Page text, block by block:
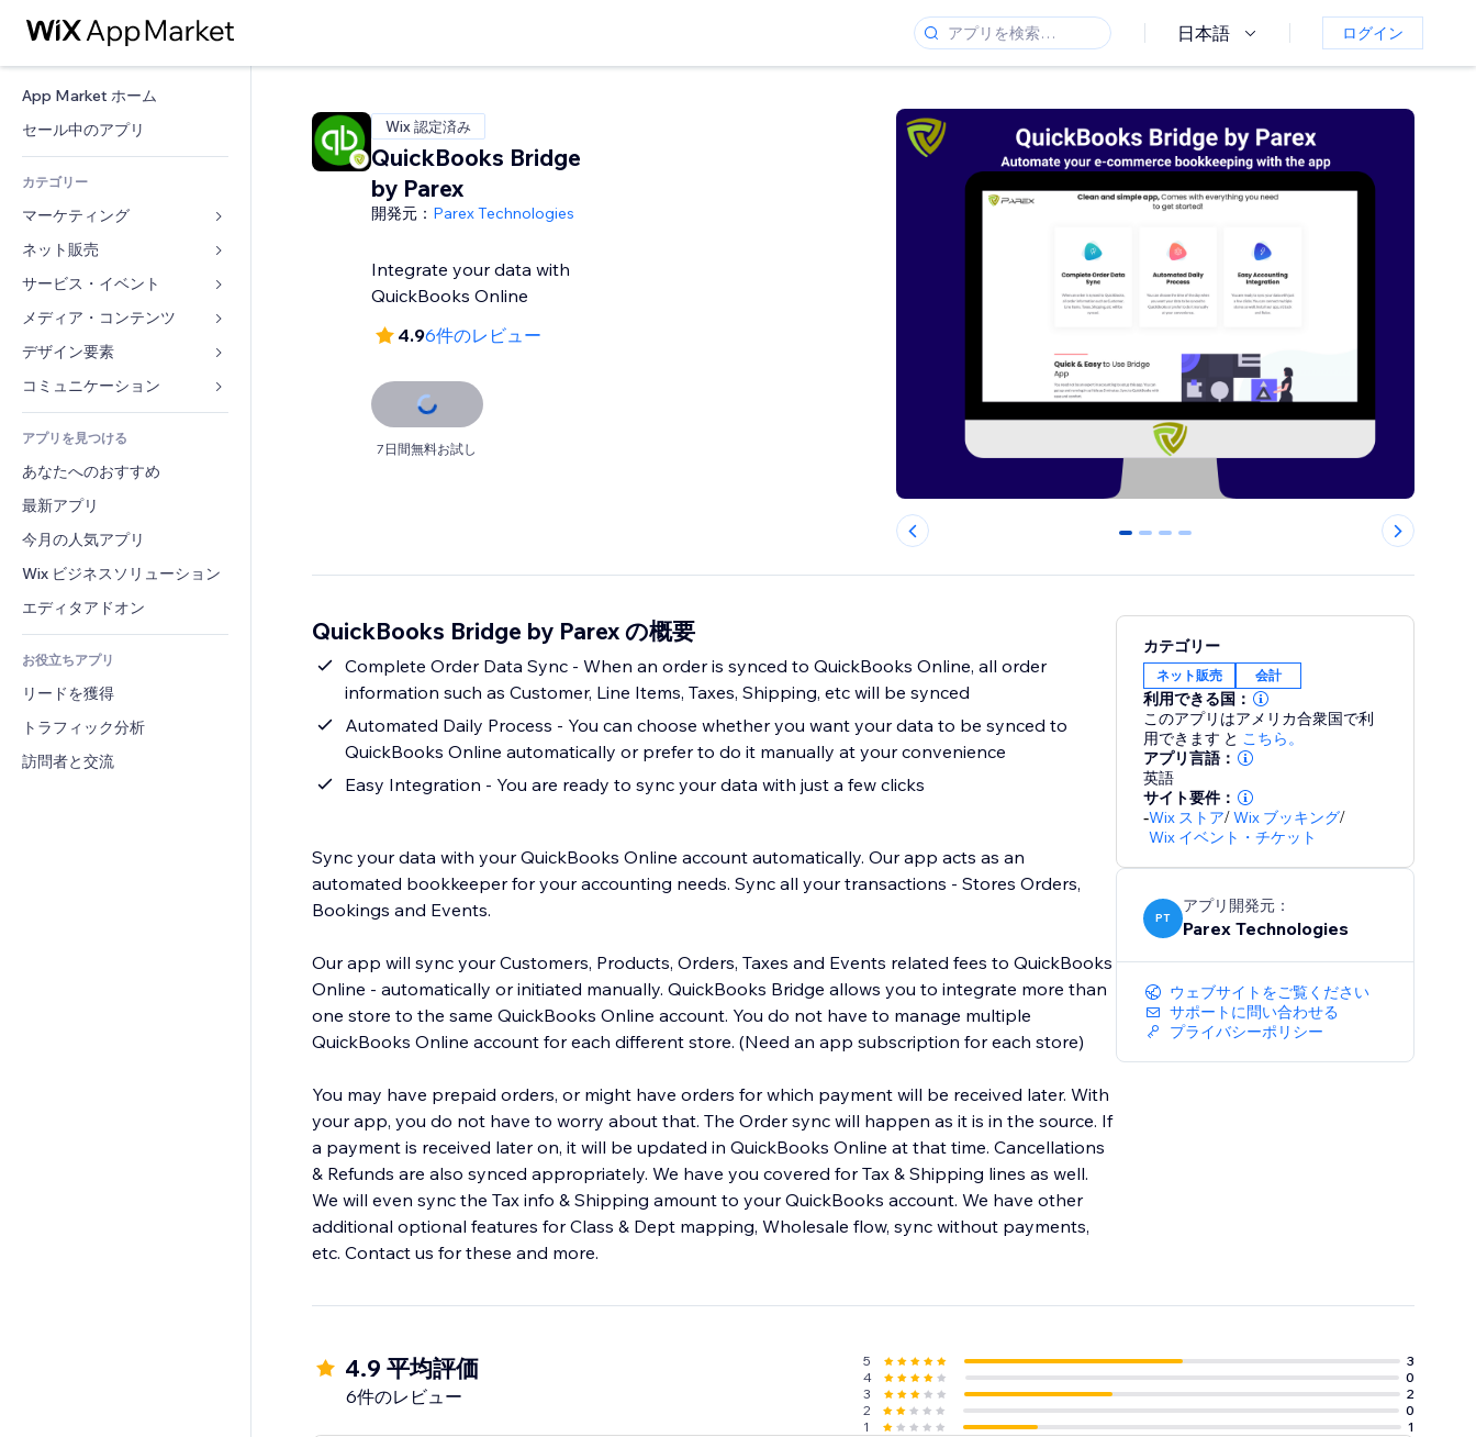
日本語 ログイン
App Market ホーム
セール中のアプリ
カテゴリー
マーケティング
広告
モバイル
アクセス解析
リスティング広告
メール
コンバージョン
ネット販売
ストア用アプリ
発送・配達
販売ボタン
会計
クーポン・特典
倉庫管理ソリューション
ドロップシッピング
食品・飲料
サービス・イベント
ホテル
イベント
レストラン
不動産
ブッキング
メディア・コンテンツ
ギャラリー
音楽
ポッドキャスト
写真
動画
PDF
ファイル共有
ニュース
デザイン要素
マップ・ナビ
プライバシー・セキュリティ
時計
ページテンプレート
画像効果
ボタン・メニュー
バナー・バッジ
電卓
検索
天気
チャート・テーブル
フォーム
ブログ
投票
チャット
コメント
電話
コミュニティィ
レビュー・お客さまの声
CRM
アプリを見つける
あなたへのおすすめ
最新アプリ
今月の人気アプリ
Wix ビジネスソリューション
エディタアドオン
お役立ちアプリ
リードを獲得
トラフィック分析
訪問者と交流
Wix 認定済み
QuickBooks Bridge
by Parex
開発元： Parex Technologies
Integrate your data with
QuickBooks Online
4.96件のレビュー
7日間無料お試し
0 1 2 3
QuickBooks Bridge by Parex の概要
Complete Order Data Sync - When an order is synced to QuickBooks Online, all order
information such as Customer, Line Items, Taxes, Shipping, etc will be synced
Automated Daily Process - You can choose whether you want your data to be synced to
QuickBooks Online automatically or prefer to do it manually at your convenience
Easy Integration - You are ready to sync your data with just a few clicks
Sync your data with your QuickBooks Online account automatically. Our app acts as an
automated bookkeeper for your accounting needs. Sync all your transactions - Stores Orders,
Bookings and Events.
Our app will sync your Customers, Products, Orders, Taxes and Events related fees to QuickBooks
Online - automatically or initiated manually. QuickBooks Bridge allows you to integrate more than
one store to the same QuickBooks Online account. You do not have to manage multiple
QuickBooks Online account for each different store. (Need an app subscription for each store)
You may have prepaid orders, or might have orders for which payment will be received later. With
your app, you do not have to worry about that. The Order sync will happen as it is in the source. If
a payment is received later on, it will be updated in QuickBooks Online at that time. Cancellations
& Refunds are also synced appropriately. We have you covered for Tax & Shipping lines as well.
We will even sync the Tax info & Shipping amount to your QuickBooks account. We have other
additional optional features for Class & Dept mapping, Wholesale flow, sync without payments,
etc. Contact us for these and more.
カテゴリー
ネット販売 会計
利用できる国：
このアプリはアメリカ合衆国で利
用できます と こちら。
アプリ言語：
英語
サイト要件：
-Wix ストア/Wix ブッキング/
Wix イベント・チケット
PT
アプリ開発元：
Parex Technologies
ウェブサイトをご覧ください
サポートに問い合わせる
プライバシーポリシー
4.9 平均評価
6件のレビュー
5
3
4
0
3
2
2
0
1
1